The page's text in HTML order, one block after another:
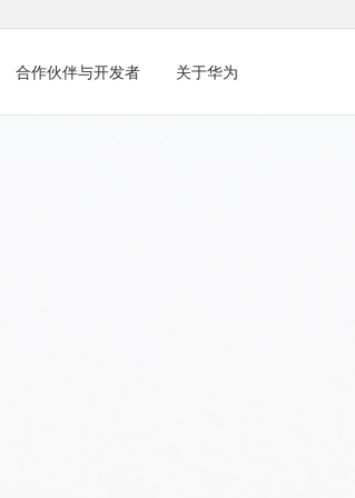
合作伙伴与开发者 关于华为